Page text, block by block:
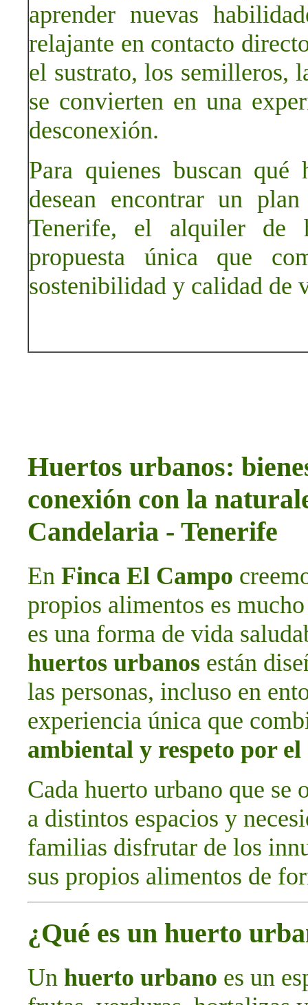
aprender nuevas
relajante en contacto
el sustrato, los semilleros,
se convierten en una
desconexión.
Para quienes buscan
desean encontrar un
Tenerife, el alquiler de
propuesta única que
sostenibilidad y calidad de
Huertos urbanos:
conexión con la
Candelaria - Tenerife
En Finca El Campo
propios alimentos es
es una forma de vida
huertos urbanos están
las personas, incluso en
experiencia única que
ambiental y respeto por
Cada huerto urbano que se
a distintos espacios y
familias disfrutar de los
sus propios alimentos de
¿Qué es un huerto
Un huerto urbano es un